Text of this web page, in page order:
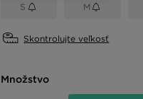
S M
Skontrolujte veľkosť
Množstvo